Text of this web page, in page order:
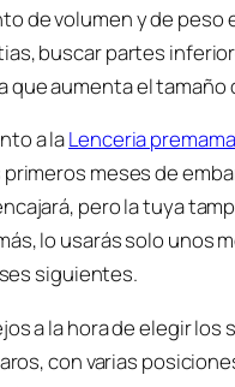
de volumen y de peso
buscar partes
que aumenta el
a laLenceria premama
primeros meses de
pero la tuya
lo usarás solo unos
siguientes.
a la hora de elegir los
con varias